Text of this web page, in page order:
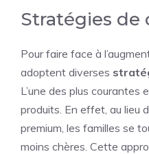
Stratégies de
Pour faire face à
adoptent diverses
L’une des plus courantes
produits. En effet, au lieu
premium, les familles se
moins chères. Cette